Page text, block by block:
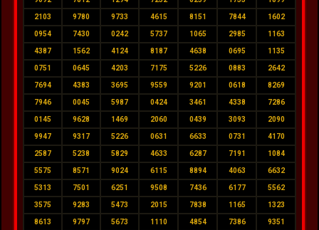
2103 9780 9733 4615 8151 7844 1602
0954 7430 0242 5737 1065 2985 1163
4387 1562 4124 8187 4638 0695 1135
0751 0645 4203 7175 5226 0883 2642
7694 4383 3695 9559 9201 0618 8269
7946 0045 5987 0424 3461 4338 7286
0145 9628 1469 2060 0439 3093 2090
9947 9317 5226 0631 6633 0731 4170
2587 5238 5829 4633 6287 7191 1084
5575 8571 9024 6115 8894 4063 6632
5313 7501 6251 9508 7436 6177 5562
3575 9283 5473 2015 7838 1165 1323
8613 9797 5673 1110 4854 7386 9351